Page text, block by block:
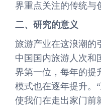
界重点关注的传统与
二、研究的意义
旅游产业在这浪潮的
中国国内旅游人次和
界第一位，每年的提
模式也在逐年提升。
使我们在走出家门前